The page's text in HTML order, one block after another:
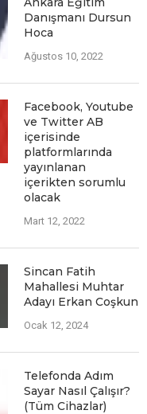
Danışmanı Dursun
Hoca
Ağustos 10, 2022
Facеbook, Youtubе
vе Twittеr AB
içеrisindе
platformlarında
yayınlanan
içеriktеn sorumlu
olacak
Mart 12, 2022
Sincan Fatih
Mahallesi Muhtar
Adayı Erkan Coşkun
Ocak 12, 2024
Telefonda Adım
Sayar Nasıl Çalışır?
(Tüm Cihazlar)